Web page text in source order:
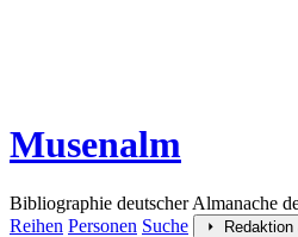
Musenalm
Bibliographie deutscher Almanache
Reihen Personen Suche